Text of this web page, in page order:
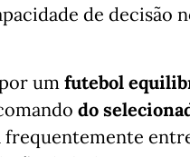
de decisão
um futebol
do